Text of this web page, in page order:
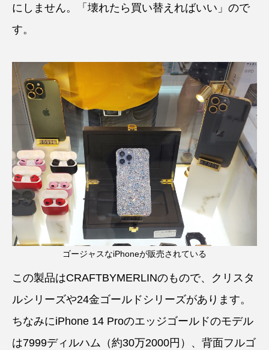
にしません。「壊れたら買い替えればいい」ので
す。
ゴージャスなiPhoneが販売されている
この製品はCRAFTBYMERLINのもので、クリスタ
ルシリーズや24金ゴールドシリーズがあります。
ちなみにiPhone 14 Proのエッジゴールドのモデル
は7999ディルハム（約30万2000円）、背面フルゴ